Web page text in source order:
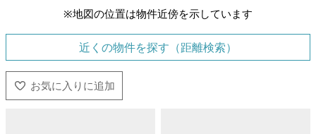
※地図の位置は物件近傍を示しています
近くの物件を探す（距離検索）